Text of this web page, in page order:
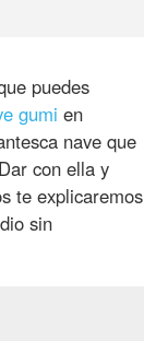
puedes
gumi en
nave que
con ella y
te explicaremos
sin